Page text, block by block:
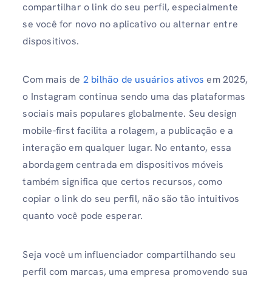
compartilhar o link do seu perfil, especialmente
se você for novo no aplicativo ou alternar entre
dispositivos.
Com mais de 2 bilhão de usuários ativos em 2025,
o Instagram continua sendo uma das plataformas
sociais mais populares globalmente. Seu design
mobile-first facilita a rolagem, a publicação e a
interação em qualquer lugar. No entanto, essa
abordagem centrada em dispositivos móveis
também significa que certos recursos, como
copiar o link do seu perfil, não são tão intuitivos
quanto você pode esperar.
Seja você um influenciador compartilhando seu
perfil com marcas, uma empresa promovendo sua